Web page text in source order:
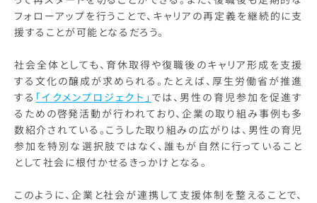
フォローアップを行うことで、キャリアの再定義を継続的に支
援することが可能となるだろう。
社会全体としても、育休取得や復職後のキャリア形成を支援
する文化の醸成が求められる。たとえば、厚生労働省が推進
する 「イクメンプロジェクト」 では、男性の育児参加を促進す
るための啓発活動が行われており、企業の取り組み事例も多
数紹介されている。こうした取り組みの広がりは、男性の育児
参加を特別な選択肢ではなく、誰もが自然に行っていること
として社会に根付かせるきっかけとなる。
このように、企業と社会が連携して支援体制を整えることで、